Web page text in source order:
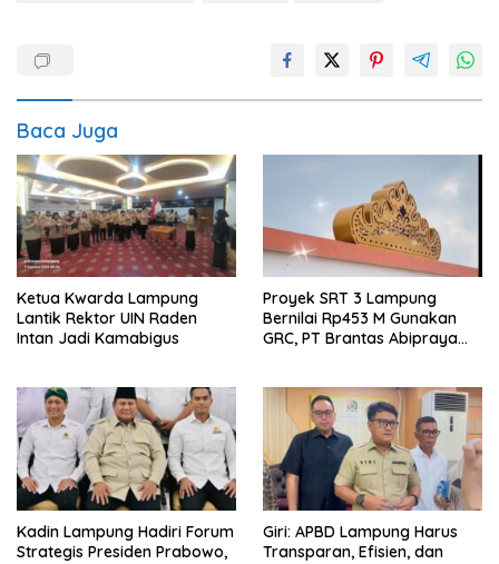
Baca Juga
Ketua Kwarda Lampung
Lantik Rektor UIN Raden
Intan Jadi Kamabigus
Proyek SRT 3 Lampung
Bernilai Rp453 M Gunakan
GRC, PT Brantas Abipraya
Kadin Lampung Hadiri Forum
Strategis Presiden Prabowo,
Giri: APBD Lampung Harus
Transparan, Efisien, dan